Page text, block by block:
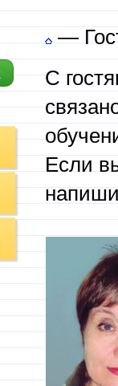
—
С
Если